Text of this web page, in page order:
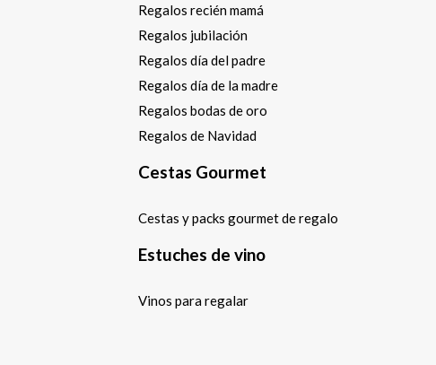
Regalos recién mamá
Regalos jubilación
Regalos día del padre
Regalos día de la madre
Regalos bodas de oro
Regalos de Navidad
Cestas Gourmet
Cestas y packs gourmet de regalo
Estuches de vino
Vinos para regalar